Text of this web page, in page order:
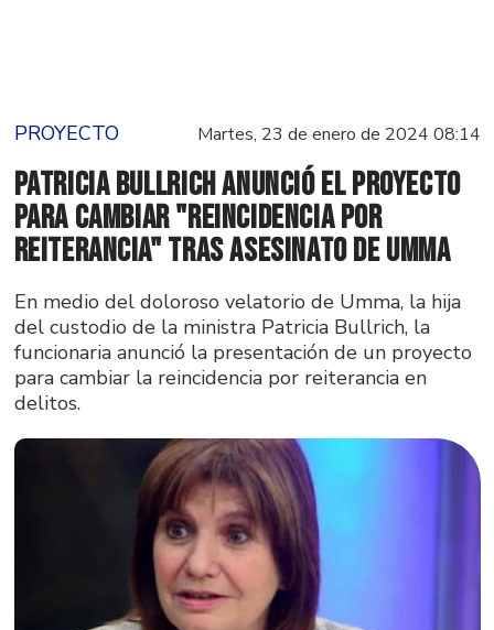
PROYECTO Martes, 23 de enero de 2024 08:14
Patricia Bullrich anunció el proyecto
para cambiar "Reincidencia por
Reiterancia" tras asesinato de Umma
En medio del doloroso velatorio de Umma, la hija
del custodio de la ministra Patricia Bullrich, la
funcionaria anunció la presentación de un proyecto
para cambiar la reincidencia por reiterancia en
delitos.